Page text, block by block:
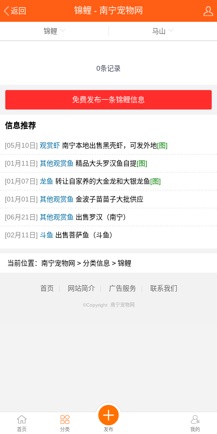
返回 锦鲤 - 南宁宠物网
首页 分类 发布 我的
锦鲤 马山
0条记录
免费发布一条锦鲤信息
信息推荐
[05月10日] 观赏虾 南宁本地出售黑壳虾，可发外地[图]
[01月11日] 其他观赏鱼 精品大头罗汉鱼自提[图]
[01月07日] 龙鱼 转让自家养的大金龙和大银龙鱼[图]
[01月01日] 其他观赏鱼 金波子苗苗子大批供应
[06月21日] 其他观赏鱼 出售罗汉（南宁）
[02月11日] 斗鱼 出售菩萨鱼（斗鱼）
当前位置： 南宁宠物网 > 分类信息 > 锦鲤
首页 网站简介 广告服务 联系我们
©Copyright 南宁宠物网